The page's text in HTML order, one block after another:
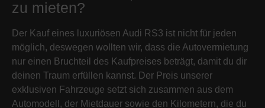
zu mieten?
Der Kauf eines luxuriösen Audi RS3 ist nicht für jeden
möglich, deswegen wollten wir, dass die Autovermietung
nur einen Bruchteil des Kaufpreises beträgt, damit du dir
deinen Traum erfüllen kannst. Der Preis unserer
exklusiven Fahrzeuge setzt sich zusammen aus dem
Automodell, der Mietdauer sowie den Kilometern, die du